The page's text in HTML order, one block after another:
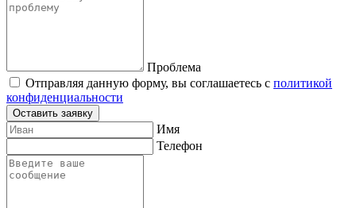
Проблема
Отправляя данную форму, вы соглашаетесь с политикой
конфиденциальности
Оставить заявку
Имя
Телефон